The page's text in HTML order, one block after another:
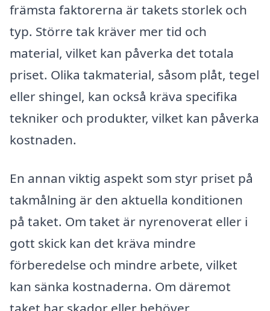
främsta faktorerna är takets storlek och
typ. Större tak kräver mer tid och
material, vilket kan påverka det totala
priset. Olika takmaterial, såsom plåt, tegel
eller shingel, kan också kräva specifika
tekniker och produkter, vilket kan påverka
kostnaden.
En annan viktig aspekt som styr priset på
takmålning är den aktuella konditionen
på taket. Om taket är nyrenoverat eller i
gott skick kan det kräva mindre
förberedelse och mindre arbete, vilket
kan sänka kostnaderna. Om däremot